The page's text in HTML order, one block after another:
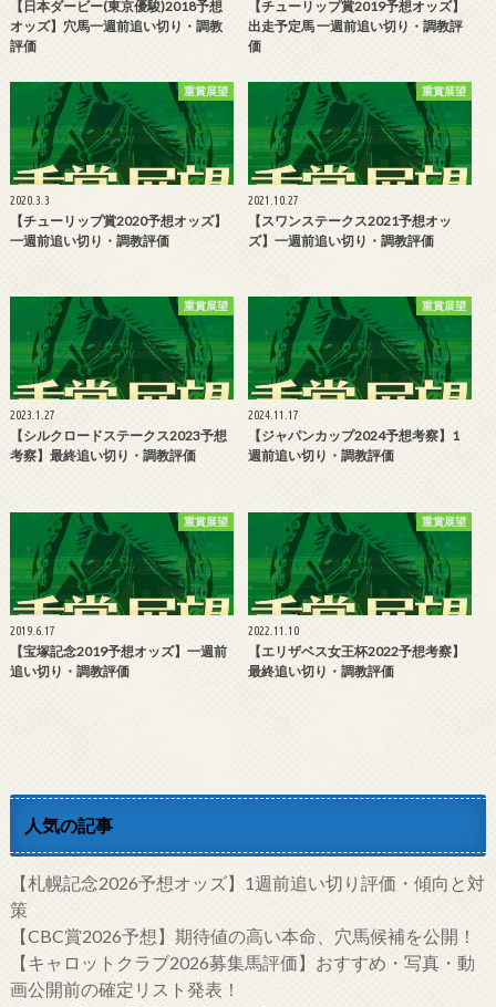
【日本ダービー(東京優駿)2018予想
オッズ】穴馬一週前追い切り・調教
評価
【チューリップ賞2019予想オッズ】
出走予定馬 一週前追い切り・調教評
価
重賞展望
2020.3.3
【チューリップ賞2020予想オッズ】
一週前追い切り・調教評価
重賞展望
2021.10.27
【スワンステークス2021予想オッ
ズ】一週前追い切り・調教評価
重賞展望
2023.1.27
【シルクロードステークス2023予想
考察】最終追い切り・調教評価
重賞展望
2024.11.17
【ジャパンカップ2024予想考察】1
週前追い切り・調教評価
重賞展望
2019.6.17
【宝塚記念2019予想オッズ】一週前
追い切り・調教評価
重賞展望
2022.11.10
【エリザベス女王杯2022予想考察】
最終追い切り・調教評価
人気の記事
【札幌記念2026予想オッズ】1週前追い切り評価・傾向と対
策
【CBC賞2026予想】期待値の高い本命、穴馬候補を公開！
【キャロットクラブ2026募集馬評価】おすすめ・写真・動
画公開前の確定リスト発表！